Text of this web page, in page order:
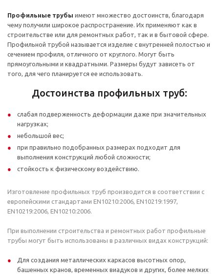
Профильные трубы имеют множество достоинств, благодаря
чему получили широкое распространение. Их применяют как в
строительстве или для ремонтных работ, так и в бытовой сфере.
Профильной трубой называется изделие с внутренней полостью и
сечением профиля, отличного от круглого. Могут быть
прямоугольными и квадратными. Размеры будут зависеть от
того, для чего планируется ее использовать.
Достоинства профильных труб:
слабая подверженность деформации даже при значительных
нагрузках;
небольшой вес;
при правильно подобранных размерах подходит для
выполнения конструкций любой сложности;
стойкость к физическому воздействию.
Изготовление профильных труб производится в соответствии с
европейскими стандартами EN10210:2006, EN10219:1997,
EN10219:2006, EN10210:2006.
При выполнении строительства и ремонтных работ профильные
трубы могут быть использованы в различных видах конструкций:
Для создания металлических каркасов высотных опор,
башенных кранов, временных виадуков и других, более мелких